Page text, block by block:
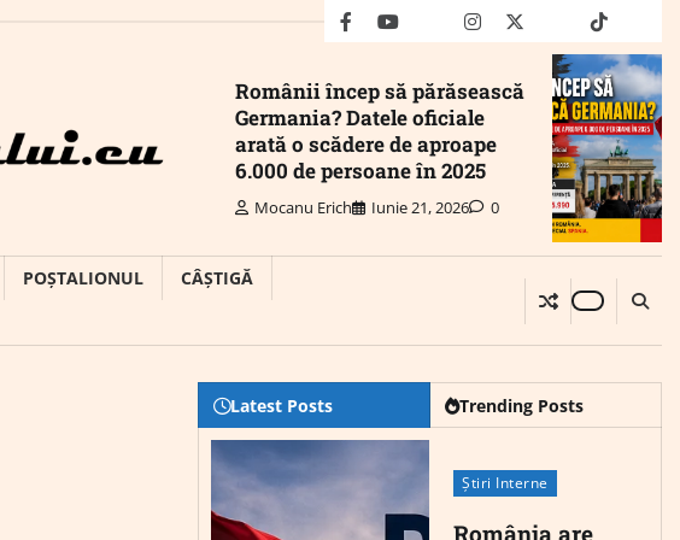
facebookyoutubeMailinstagram
twitter truthtiktok
Românii încep să părăsească
Germania? Datele oficiale
arată o scădere de aproape
6.000 de persoane în 2025
Mocanu Erich Iunie 21, 2026 0
POȘTALIONUL
CÂȘTIGĂ
Latest Posts Trending Posts
Știri Interne
România are